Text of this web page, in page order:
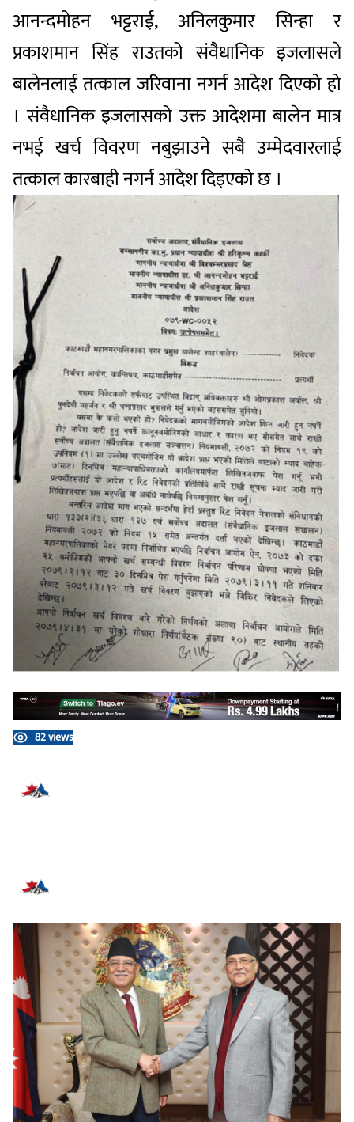
आनन्दमोहन भट्टराई, अनिलकुमार सिन्हा र
प्रकाशमान सिंह राउतको संवैधानिक इजलासले
बालेनलाई तत्काल जरिवाना नगर्न आदेश दिएको हो
। संवैधानिक इजलासको उक्त आदेशमा बालेन मात्र
नभई खर्च विवरण नबुझाउने सबै उम्मेदवारलाई
तत्काल कारबाही नगर्न आदेश दिइएको छ ।
82 views